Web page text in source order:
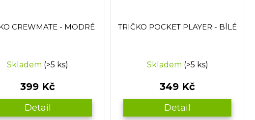
CREWMATE - MODRÉ
Skladem (>5 ks)
399 Kč
Detail
TRIČKO POCKET PLAYER - BÍLÉ
Skladem (>5 ks)
349 Kč
Detail